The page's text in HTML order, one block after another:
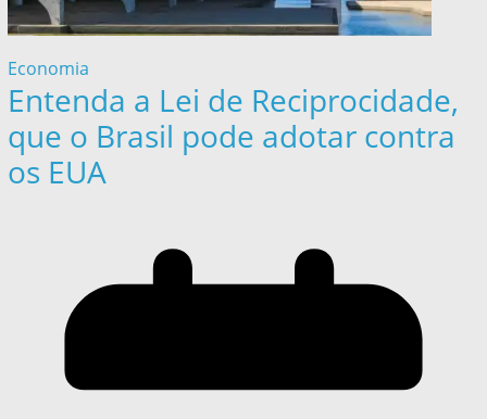
Economia
Entenda a Lei de Reciprocidade,
que o Brasil pode adotar contra
os EUA